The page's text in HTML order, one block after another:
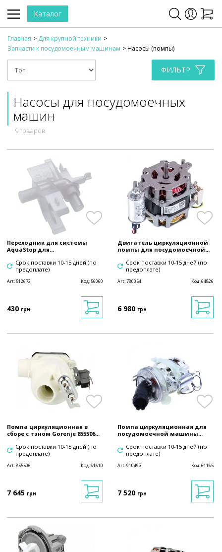
Каталог
Главная
Для крупной техники
Запчасти к посудомоечным машинам
Насосы (помпы)
ФИЛЬТР
Насосы для посудомоечных
машин
9 товаров
Переходник для системы
AquaStop для...
Срок поставки 10-15 дней (по
предоплате)
Art:512672 Код:56060
430 грн
Двигатель циркуляционной
помпы для посудомоечной...
Срок поставки 10-15 дней (по
предоплате)
Art:780054 Код:64826
6 980 грн
Помпа циркуляционная в
сборе с тэном Gorenje 855506...
Срок поставки 10-15 дней (по
предоплате)
Art:855506 Код:61610
7 645 грн
Помпа циркуляционная для
посудомоечной машины...
Срок поставки 10-15 дней (по
предоплате)
Art:910493 Код:61165
7 520 грн